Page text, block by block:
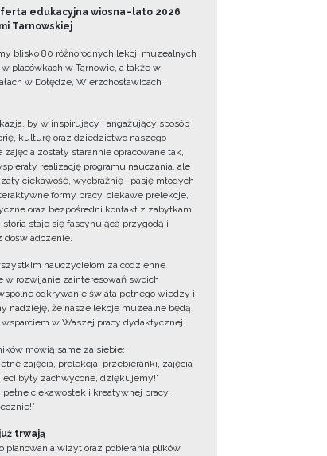
edukacyjna wiosna–lato 2026
Tarnowskiej
blisko 80 różnorodnych lekcji muzealnych
placówkach w Tarnowie, a także w
w Dołędze, Wierzchosławicach i
by w inspirujący i angażujący sposób
kulturę oraz dziedzictwo naszego
zajęcia zostały starannie opracowane tak,
realizację programu nauczania, ale
ciekawość, wyobraźnię i pasję młodych
formy pracy, ciekawe prelekcje,
oraz bezpośredni kontakt z zabytkami
staje się fascynującą przygodą i
doświadczenie.
nauczycielom za codzienne
w rozwijanie zainteresowań swoich
odkrywanie świata pełnego wiedzy i
nadzieję, że nasze lekcje muzealne będą
w Waszej pracy dydaktycznej.
mówią same za siebie:
zajęcia, prelekcja, przebieranki, zajęcia
były zachwycone, dziękujemy!”
pełne ciekawostek i kreatywnej pracy.
trwają
planowania wizyt oraz pobierania plików